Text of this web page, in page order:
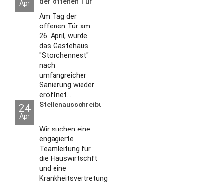
Apr
2026
Am Tag der
offenen Tür am
26. April, wurde
das Gästehaus
"Storchennest"
nach
umfangreicher
Sanierung wieder
eröffnet....
24
Apr
Stellenausschreibungen
Wir suchen eine
engagierte
Teamleitung für
die Hauswirtschft
und eine
Krankheitsvertretung